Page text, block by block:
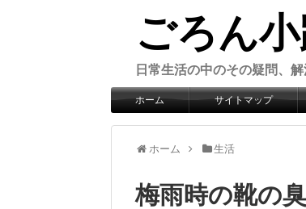
ごろん小
日常生活の中のその疑問、解
ホーム サイトマップ
ホーム 生活
梅雨時の靴の